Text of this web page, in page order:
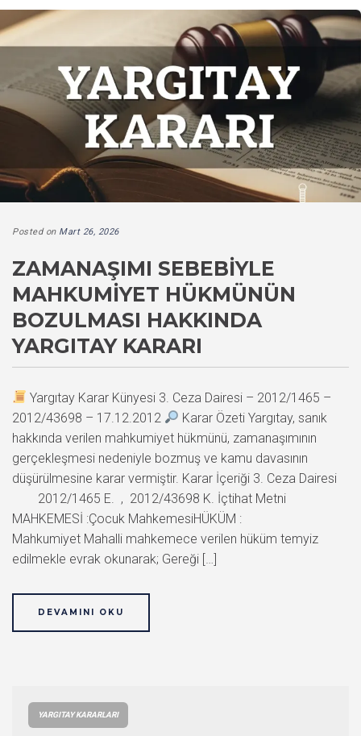
Posted on Mart 26, 2026
ZAMANAŞIMI SEBEBIYLE
MAHKUMIYET HÜKMÜNÜN
BOZULMASI HAKKINDA
YARGITAY KARARI
Yargıtay Karar Künyesi 3. Ceza Dairesi – 2012/1465 –
2012/43698 – 17.12.2012
Karar Özeti Yargıtay, sanık
hakkında verilen mahkumiyet hükmünü, zamanaşımının
gerçekleşmesi nedeniyle bozmuş ve kamu davasının
düşürülmesine karar vermiştir. Karar İçeriği 3. Ceza Dairesi
2012/1465 E. , 2012/43698 K. İçtihat Metni
MAHKEMESİ :Çocuk MahkemesiHÜKÜM :
Mahkumiyet Mahalli mahkemece verilen hüküm temyiz
edilmekle evrak okunarak; Gereği […]
DEVAMINI OKU
YARGITAY KARARLARI